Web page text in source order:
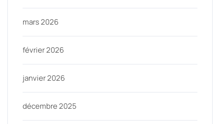
mars 2026
février 2026
janvier 2026
décembre 2025